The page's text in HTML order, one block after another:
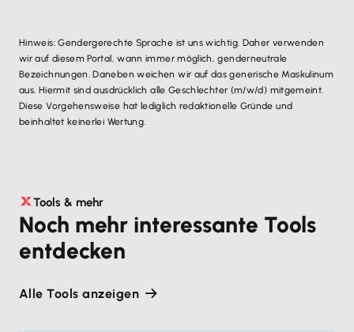
Hinweis: Gendergerechte Sprache ist uns wichtig. Daher verwenden
wir auf diesem Portal, wann immer möglich, genderneutrale
Bezeichnungen. Daneben weichen wir auf das generische Maskulinum
aus. Hiermit sind ausdrücklich alle Geschlechter (m/w/d) mitgemeint.
Diese Vorgehensweise hat lediglich redaktionelle Gründe und
beinhaltet keinerlei Wertung.
Tools & mehr
Noch mehr interessante Tools
entdecken
Alle Tools anzeigen